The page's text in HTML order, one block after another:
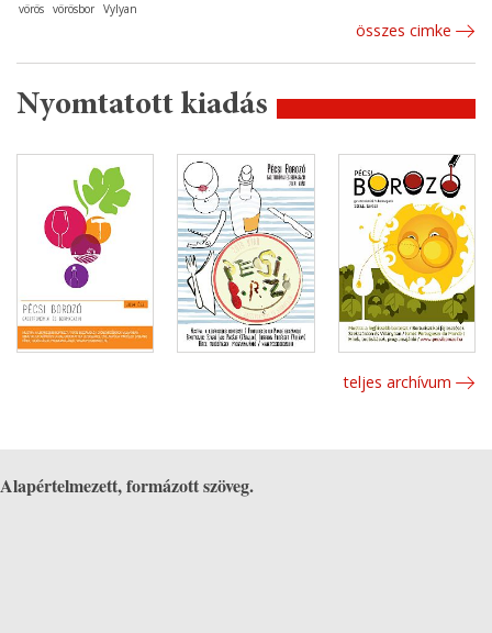
vörös vörösbor Vylyan
összes cimke
Nyomtatott kiadás
teljes archívum
Alapértelmezett, formázott szöveg.